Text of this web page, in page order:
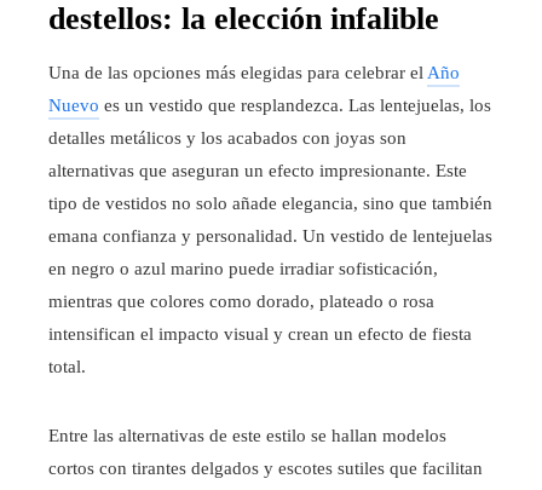
destellos: la elección infalible
Una de las opciones más elegidas para celebrar elAño
Nuevo es un vestido que resplandezca. Las lentejuelas, los
detalles metálicos y los acabados con joyas son
alternativas que aseguran un efecto impresionante. Este
tipo de vestidos no solo añade elegancia, sino que también
emana confianza y personalidad. Un vestido de lentejuelas
en negro o azul marino puede irradiar sofisticación,
mientras que colores como dorado, plateado o rosa
intensifican el impacto visual y crean un efecto de fiesta
total.
Entre las alternativas de este estilo se hallan modelos
cortos con tirantes delgados y escotes sutiles que facilitan